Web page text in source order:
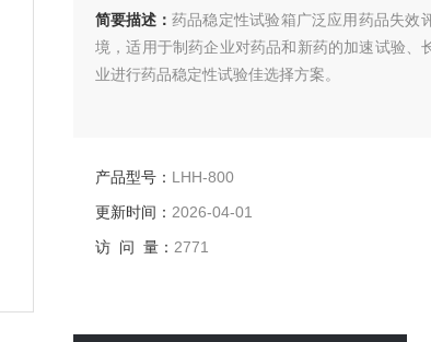
简要描述： 药品稳定性试验箱广泛应用药品失效
境，适用于制药企业对药品和新药的加速试验
业进行药品稳定性试验佳选择方案。
产品型号： LHH-800
更新时间： 2026-04-01
访 问 量： 2771